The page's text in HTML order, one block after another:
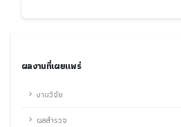
ผลงานที่เผยแพร่
งานวิจัย
ผลสำรวจ